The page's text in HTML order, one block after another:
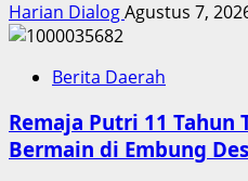
Harian DialogAgustus 7,
Berita Daerah
Remaja Putri 11 Tahun
Bermain di Embung